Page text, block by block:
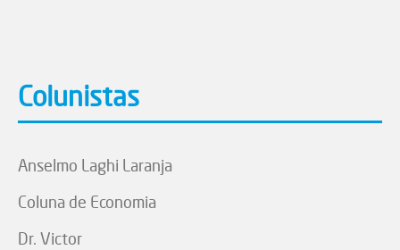
Colunistas
Anselmo Laghi Laranja
Coluna de Economia
Dr. Victor